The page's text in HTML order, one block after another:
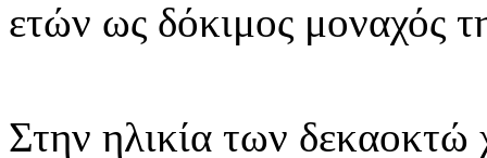
ετών ως δόκιμος μοναχός
Στην ηλικία των δεκαοκτώ